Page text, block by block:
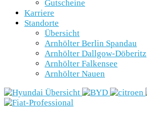
Gutscheine
Karriere
Standorte
Übersicht
Arnhölter Berlin Spandau
Arnhölter Dallgow-Döberitz
Arnhölter Falkensee
Arnhölter Nauen